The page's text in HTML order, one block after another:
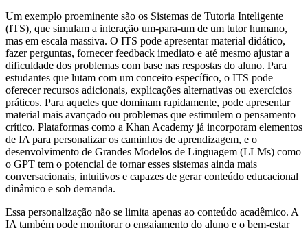
Um exemplo proeminente são os Sistemas de Tutoria Inteligente
(ITS), que simulam a interação um-para-um de um tutor humano,
mas em escala massiva. O ITS pode apresentar material didático,
fazer perguntas, fornecer feedback imediato e até mesmo ajustar a
dificuldade dos problemas com base nas respostas do aluno. Para
estudantes que lutam com um conceito específico, o ITS pode
oferecer recursos adicionais, explicações alternativas ou exercícios
práticos. Para aqueles que dominam rapidamente, pode apresentar
material mais avançado ou problemas que estimulem o pensamento
crítico. Plataformas como a Khan Academy já incorporam elementos
de IA para personalizar os caminhos de aprendizagem, e o
desenvolvimento de Grandes Modelos de Linguagem (LLMs) como
o GPT tem o potencial de tornar esses sistemas ainda mais
conversacionais, intuitivos e capazes de gerar conteúdo educacional
dinâmico e sob demanda.
Essa personalização não se limita apenas ao conteúdo acadêmico. A
IA também pode monitorar o engajamento do aluno e o bem-estar